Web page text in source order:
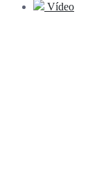
Vídeo